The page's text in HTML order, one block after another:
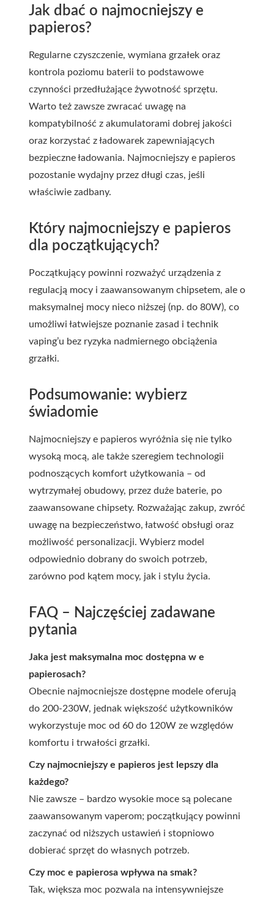
Jak dbać o najmocniejszy e
papieros?
Regularne czyszczenie, wymiana grzałek oraz
kontrola poziomu baterii to podstawowe
czynności przedłużające żywotność sprzętu.
Warto też zawsze zwracać uwagę na
kompatybilność z akumulatorami dobrej jakości
oraz korzystać z ładowarek zapewniających
bezpieczne ładowania. Najmocniejszy e papieros
pozostanie wydajny przez długi czas, jeśli
właściwie zadbany.
Który najmocniejszy e papieros
dla początkujących?
Początkujący powinni rozważyć urządzenia z
regulacją mocy i zaawansowanym chipsetem, ale o
maksymalnej mocy nieco niższej (np. do 80W), co
umożliwi łatwiejsze poznanie zasad i technik
vaping’u bez ryzyka nadmiernego obciążenia
grzałki.
Podsumowanie: wybierz
świadomie
Najmocniejszy e papieros wyróżnia się nie tylko
wysoką mocą, ale także szeregiem technologii
podnoszących komfort użytkowania – od
wytrzymałej obudowy, przez duże baterie, po
zaawansowane chipsety. Rozważając zakup, zwróć
uwagę na bezpieczeństwo, łatwość obsługi oraz
możliwość personalizacji. Wybierz model
odpowiednio dobrany do swoich potrzeb,
zarówno pod kątem mocy, jak i stylu życia.
FAQ – Najczęściej zadawane
pytania
Jaka jest maksymalna moc dostępna w e
papierosach?
Obecnie najmocniejsze dostępne modele oferują
do 200-230W, jednak większość użytkowników
wykorzystuje moc od 60 do 120W ze względów
komfortu i trwałości grzałki.
Czy najmocniejszy e papieros jest lepszy dla
każdego?
Nie zawsze – bardzo wysokie moce są polecane
zaawansowanym vaperom; początkujący powinni
zaczynać od niższych ustawień i stopniowo
dobierać sprzęt do własnych potrzeb.
Czy moc e papierosa wpływa na smak?
Tak, większa moc pozwala na intensywniejsze